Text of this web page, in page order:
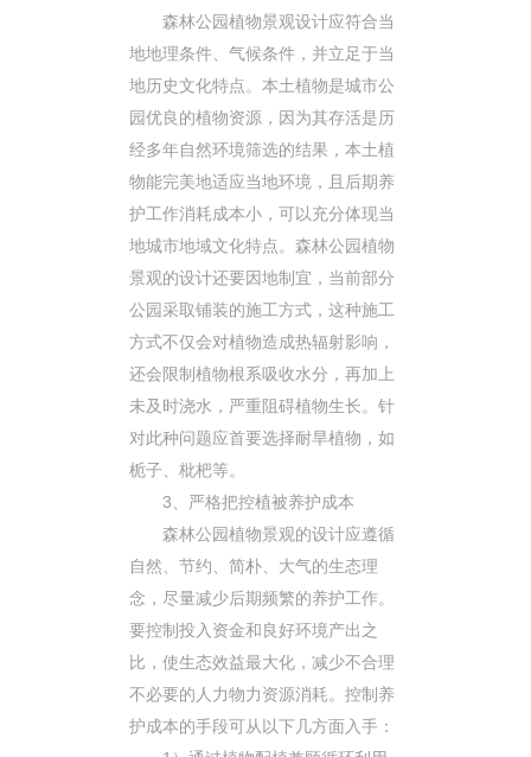
森林公园植物景观设计应符合当
地地理条件、气候条件，并立足于当
地历史文化特点。本土植物是城市公
园优良的植物资源，因为其存活是历
经多年自然环境筛选的结果，本土植
物能完美地适应当地环境，且后期养
护工作消耗成本小，可以充分体现当
地城市地域文化特点。森林公园植物
景观的设计还要因地制宜，当前部分
公园采取铺装的施工方式，这种施工
方式不仅会对植物造成热辐射影响，
还会限制植物根系吸收水分，再加上
未及时浇水，严重阻碍植物生长。针
对此种问题应首要选择耐旱植物，如
栀子、枇杷等。
3、严格把控植被养护成本
森林公园植物景观的设计应遵循
自然、节约、简朴、大气的生态理
念，尽量减少后期频繁的养护工作。
要控制投入资金和良好环境产出之
比，使生态效益最大化，减少不合理
不必要的人力物力资源消耗。控制养
护成本的手段可从以下几方面入手：